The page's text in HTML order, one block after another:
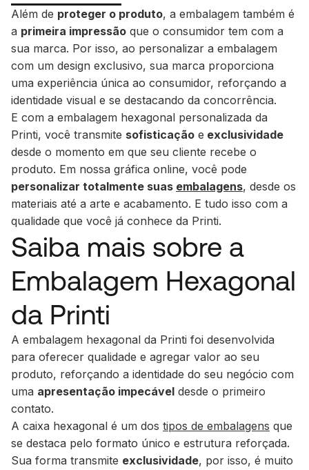
Além de proteger o produto, a embalagem também é
a primeira impressão que o consumidor tem com a
sua marca. Por isso, ao personalizar a embalagem
com um design exclusivo, sua marca proporciona
uma experiência única ao consumidor, reforçando a
identidade visual e se destacando da concorrência.
E com a embalagem hexagonal personalizada da
Printi, você transmite sofisticação e exclusividade
desde o momento em que seu cliente recebe o
produto. Em nossa gráfica online, você pode
personalizar totalmente suas embalagens, desde os
materiais até a arte e acabamento. E tudo isso com a
qualidade que você já conhece da Printi.
Saiba mais sobre a
Embalagem Hexagonal
da Printi
A embalagem hexagonal da Printi foi desenvolvida
para oferecer qualidade e agregar valor ao seu
produto, reforçando a identidade do seu negócio com
uma apresentação impecável desde o primeiro
contato.
A caixa hexagonal é um dos tipos de embalagens que
se destaca pelo formato único e estrutura reforçada.
Sua forma transmite exclusividade, por isso, é muito